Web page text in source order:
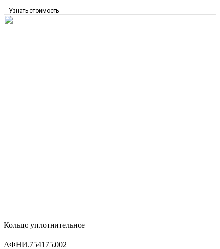
Узнать стоимость
Кольцо уплотнительное
АФНИ.754175.002